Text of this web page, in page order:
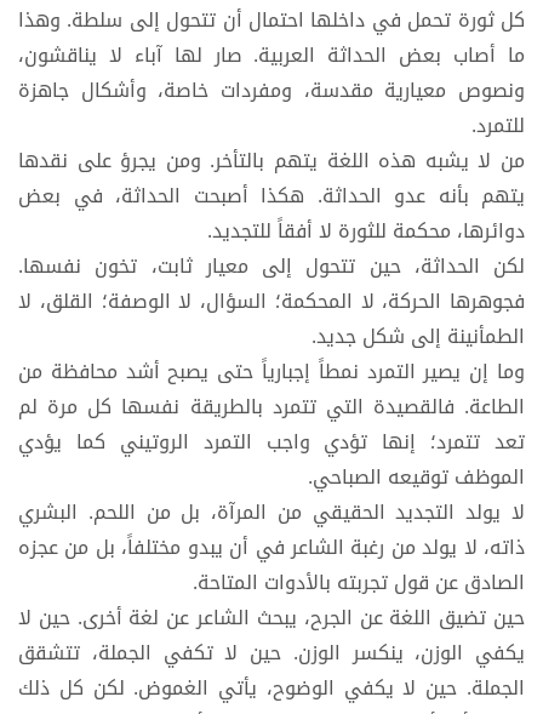
كل ثورة تحمل في داخلها احتمال أن تتحول إلى سلطة. وهذا
ما أصاب بعض الحداثة العربية. صار لها آباء لا يناقشون،
ونصوص معيارية مقدسة، ومفردات خاصة، وأشكال جاهزة
للتمرد.
من لا يشبه هذه اللغة يتهم بالتأخر. ومن يجرؤ على نقدها
يتهم بأنه عدو الحداثة. هكذا أصبحت الحداثة، في بعض
دوائرها، محكمة للثورة لا أفقاً للتجديد.
لكن الحداثة، حين تتحول إلى معيار ثابت، تخون نفسها.
فجوهرها الحركة، لا المحكمة؛ السؤال، لا الوصفة؛ القلق، لا
الطمأنينة إلى شكل جديد.
وما إن يصير التمرد نمطاً إجبارياً حتى يصبح أشد محافظة من
الطاعة. فالقصيدة التي تتمرد بالطريقة نفسها كل مرة لم
تعد تتمرد؛ إنها تؤدي واجب التمرد الروتيني كما يؤدي
الموظف توقيعه الصباحي.
لا يولد التجديد الحقيقي من المرآة، بل من اللحم. البشري
ذاته، لا يولد من رغبة الشاعر في أن يبدو مختلفاً، بل من عجزه
الصادق عن قول تجربته بالأدوات المتاحة.
حين تضيق اللغة عن الجرح، يبحث الشاعر عن لغة أخرى. حين لا
يكفي الوزن، ينكسر الوزن. حين لا تكفي الجملة، تتشقق
الجملة. حين لا يكفي الوضوح، يأتي الغموض. لكن كل ذلك